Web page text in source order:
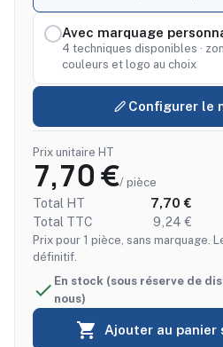
Avec marquage
4 techniques disponibles ·
couleurs et logo au choix
Configurer le
Prix unitaire HT
7,70 €/ pièce
Total HT
7,70 €
Total TTC
9,24 €
Prix pour 1 pièce, sans marquage.
définitif.
 Ajouter au panier
 En stock (sous réserve de
nous)